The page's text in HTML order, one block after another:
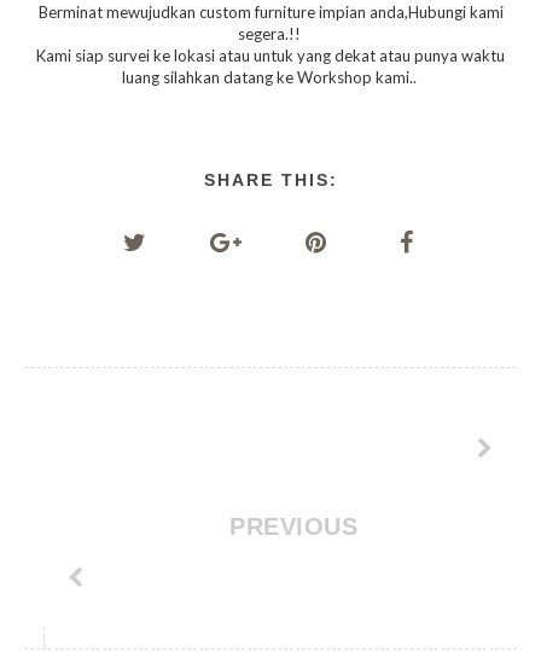
Berminat mewujudkan custom furniture impian anda,Hubungi kami
segera.!!
Kami siap survei ke lokasi atau untuk yang dekat atau punya waktu
luang silahkan datang ke Workshop kami..
SHARE THIS:
PREVIOUS